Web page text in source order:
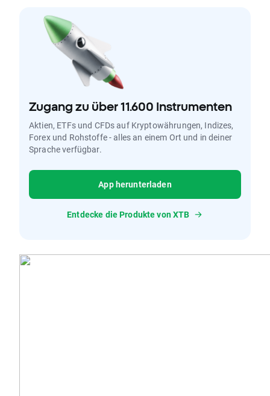
Zugang zu über 11.600 Instrumenten
Aktien, ETFs und CFDs auf Kryptowährungen, Indizes,
Forex und Rohstoffe - alles an einem Ort und in deiner
Sprache verfügbar.
App herunterladen
Entdecke die Produkte von XTB